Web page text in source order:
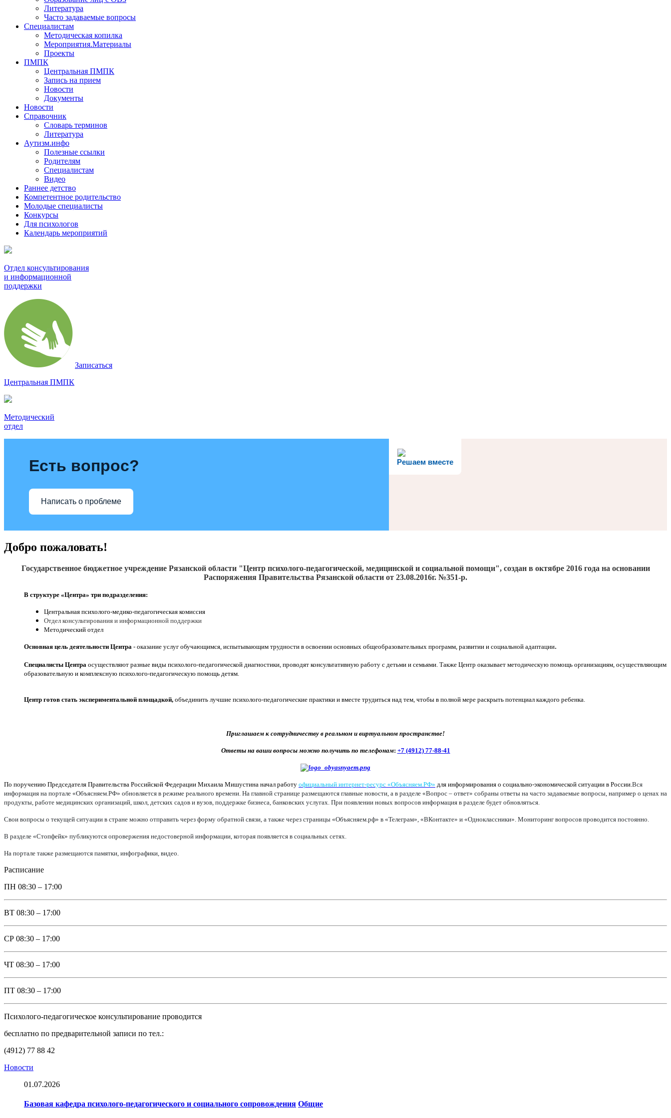
Литература
Часто задаваемые вопросы
Специалистам
Методическая копилка
Мероприятия.Материалы
Проекты
ПМПК
Центральная ПМПК
Запись на прием
Новости
Документы
Новости
Справочник
Словарь терминов
Литература
Аутизм.инфо
Полезные ссылки
Родителям
Специалистам
Видео
Раннее детство
Компетентное родительство
Молодые специалисты
Конкурсы
Для психологов
Календарь мероприятий
Отдел консультирования
и информационной
поддержки
Записаться
Центральная ПМПК
Методический
отдел
Решаем вместе
Есть вопрос?
Написать о проблеме
Добро пожаловать!
Государственное бюджетное учреждение Рязанской области "Центр психолого-педагогической, медицинской и социальной помощи", создан в октябре 2016года на основании
Распоряжения Правительства Рязанской области от 23.08.2016г. №351-р.
В структуре «Центра» три подразделения:
Центральная психолого-медико-педагогическая комиссия
Отдел консультирования и информационной поддержки
Методический отдел
Основная цель деятельности Центра - оказание услуг обучающимся, испытывающим трудности в освоении основных общеобразовательных программ, развитии и социальной адаптации.
Специалисты Центра осуществляют разные виды психолого-педагогической диагностики, проводят консультативную работу с детьми и семьями. Также Центр оказывает методическую помощь организациям, осуществляющим
образовательную и комплексную психолого-педагогическую помощь детям.
Центр готов стать экспериментальной площадкой, объединить лучшие психолого-педагогические практики и вместе трудиться над тем, чтобы в полной мере раскрыть потенциал каждого ребенка.
Приглашаем к сотрудничеству в реальном и виртуальном пространстве!
Ответы на ваши вопросы можно получить по телефонам: +7 (4912) 77-88-41
По поручению Председателя Правительства Российской Федерации Михаила Мишустина начал работу официальный интернет-ресурс «Объясняем.РФ» для информирования о социально-экономической ситуации в России. Вся
информация на портале «Объясняем.РФ» обновляется в режиме реального времени. На главной странице размещаются главные новости, а в разделе «Вопрос – ответ» собраны ответы на часто задаваемые вопросы, например о ценах на
продукты, работе медицинских организаций, школ, детских садов и вузов, поддержке бизнеса, банковских услугах. При появлении новых вопросов информация в разделе будет обновляться.
Свои вопросы о текущей ситуации в стране можно отправить через форму обратной связи, а также через страницы «Объясняем.рф» в «Телеграм», «ВКонтакте» и «Одноклассники». Мониторинг вопросов проводится постоянно.
В разделе «Стопфейк» публикуются опровержения недостоверной информации, которая появляется в социальных сетях.
На портале также размещаются памятки, инфографики, видео.
Расписание
ПН 08:30 – 17:00
ВТ 08:30 – 17:00
СР 08:30 – 17:00
ЧТ 08:30 – 17:00
ПТ 08:30 – 17:00
Психолого-педагогическое консультирование проводится
бесплатно по предварительной записи по тел.:
(4912) 77 88 42
Новости
01.07.2026
Базовая кафедра психолого-педагогического и социального сопровождения Общие